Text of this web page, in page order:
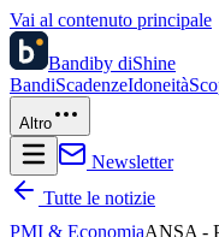
Vai al contenuto principale
Bandiby diShine
BandiScadenzeIdoneità
Altro
Newsletter
Tutte le notizie
PMI & EconomiaANSA -